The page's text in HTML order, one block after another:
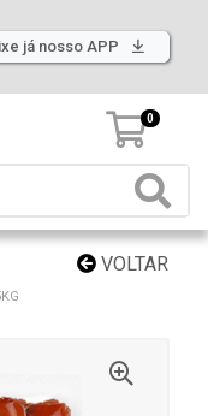
já nosso APP
0
VOLTAR